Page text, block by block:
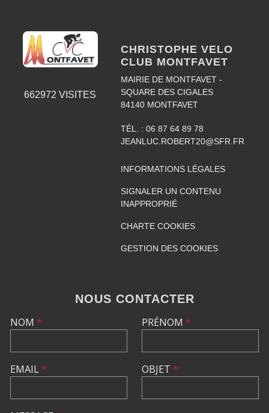
662972 VISITES
CHRISTOPHE VELO
CLUB MONTFAVET
MAIRIE DE MONTFAVET -
SQUARE DES CIGALES
84140 MONTFAVET
TÉL. : 06 87 64 89 78
JEANLUC.ROBERT20@SFR.FR
INFORMATIONS LÉGALES
SIGNALER UN CONTENU
INAPPROPRIÉ
CHARTE COOKIES
GESTION DES COOKIES
NOUS CONTACTER
NOM *
EMAIL*
PRÉNOM *
OBJET *